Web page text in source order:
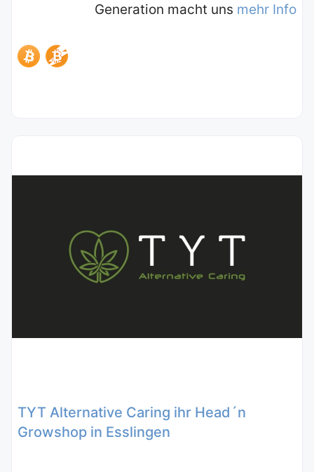
Generation macht uns mehr Info
TYT Alternative Caring ihr Head´n
Growshop in Esslingen